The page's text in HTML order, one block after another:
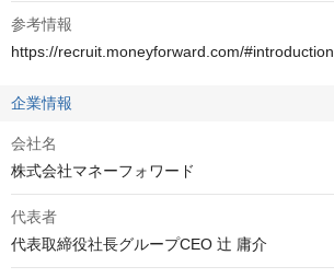
参考情報
https://recruit.moneyforward.com/#introduction
企業情報
会社名
株式会社マネーフォワード
代表者
代表取締役社長グループCEO 辻 庸介